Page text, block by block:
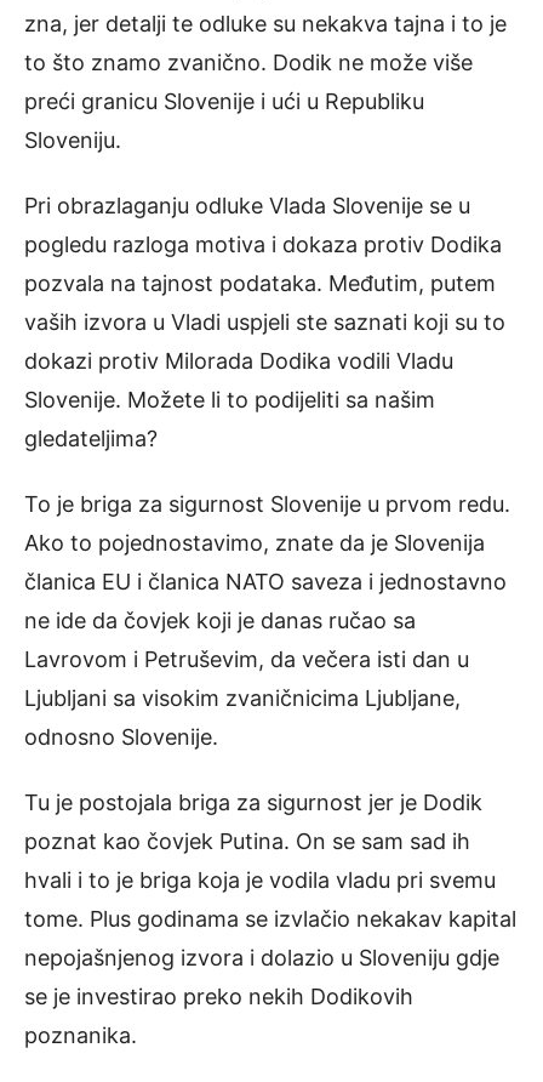
zna, jer detalji te odluke su nekakva tajna i to je
to što znamo zvanično. Dodik ne može više
preći granicu Slovenije i ući u Republiku
Sloveniju.
Pri obrazlaganju odluke Vlada Slovenije se u
pogledu razloga motiva i dokaza protiv Dodika
pozvala na tajnost podataka. Međutim, putem
vaših izvora u Vladi uspjeli ste saznati koji su to
dokazi protiv Milorada Dodika vodili Vladu
Slovenije. Možete li to podijeliti sa našim
gledateljima?
To je briga za sigurnost Slovenije u prvom redu.
Ako to pojednostavimo, znate da je Slovenija
članica EU i članica NATO saveza i jednostavno
ne ide da čovjek koji je danas ručao sa
Lavrovom i Petruševim, da večera isti dan u
Ljubljani sa visokim zvaničnicima Ljubljane,
odnosno Slovenije.
Tu je postojala briga za sigurnost jer je Dodik
poznat kao čovjek Putina. On se sam sad ih
hvali i to je briga koja je vodila vladu pri svemu
tome. Plus godinama se izvlačio nekakav kapital
nepojašnjenog izvora i dolazio u Sloveniju gdje
se je investirao preko nekih Dodikovih
poznanika.